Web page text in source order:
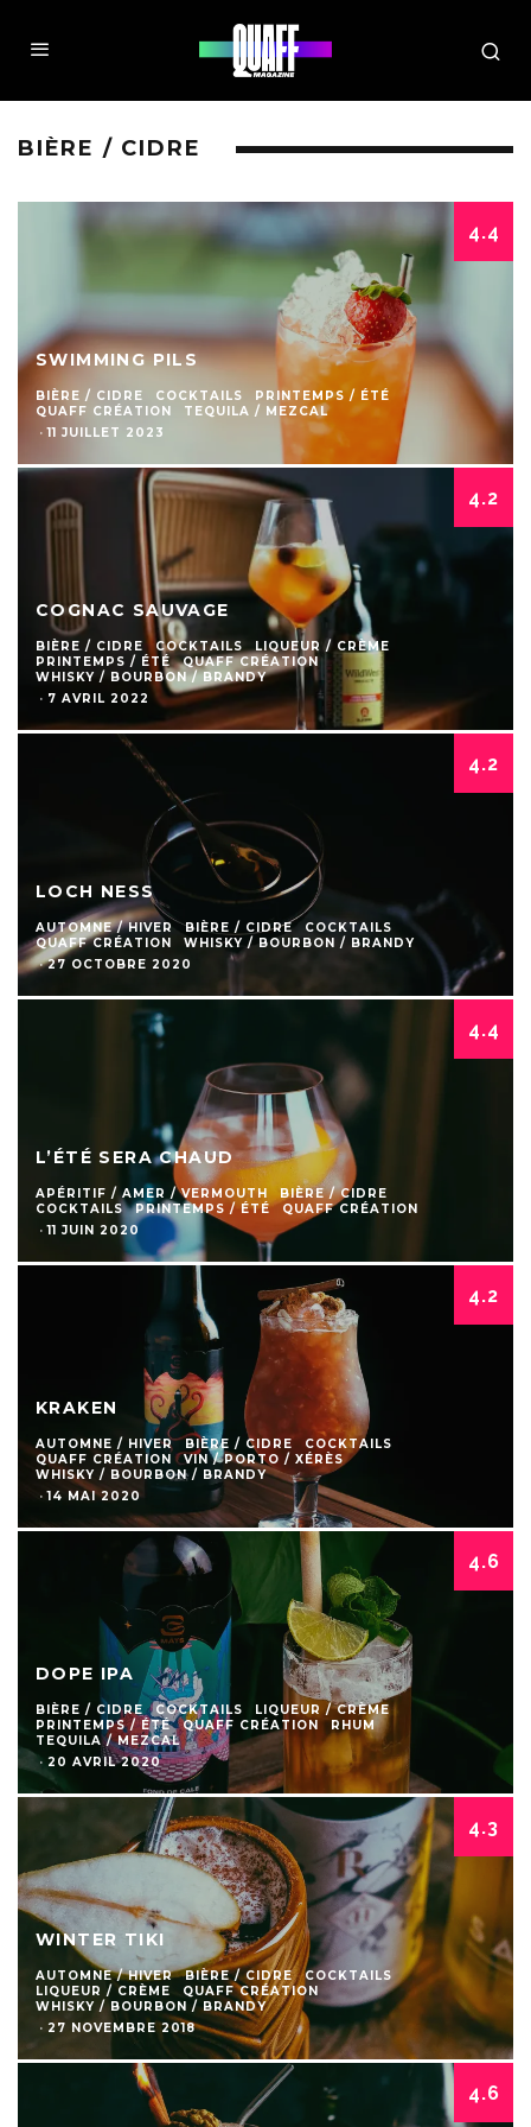
BIÈRE / CIDRE
4.4
SWIMMING PILS
BIÈRE / CIDRE COCKTAILS
PRINTEMPS / ÉTÉ
QUAFF CRÉATION
TEQUILA / MEZCAL
· 11 JUILLET 2023
4.2
COGNAC SAUVAGE
BIÈRE / CIDRE COCKTAILS
LIQUEUR / CRÈME
PRINTEMPS / ÉTÉ
QUAFF CRÉATION
WHISKY / BOURBON / BRANDY
· 7 AVRIL 2022
4.2
LOCH NESS
AUTOMNE / HIVER BIÈRE / CIDRE
COCKTAILS
QUAFF CRÉATION
WHISKY / BOURBON / BRANDY
· 27 OCTOBRE 2020
4.4
L’ÉTÉ SERA CHAUD
APÉRITIF / AMER / VERMOUTH
BIÈRE / CIDRE
COCKTAILS
PRINTEMPS / ÉTÉ
QUAFF CRÉATION
· 11 JUIN 2020
4.2
KRAKEN
AUTOMNE / HIVER BIÈRE / CIDRE
COCKTAILS
QUAFF CRÉATION
VIN / PORTO / XÉRÈS
WHISKY / BOURBON / BRANDY
· 14 MAI 2020
4.6
DOPE IPA
BIÈRE / CIDRE COCKTAILS
LIQUEUR / CRÈME
PRINTEMPS / ÉTÉ
QUAFF CRÉATION
RHUM
TEQUILA / MEZCAL
· 20 AVRIL 2020
4.3
WINTER TIKI
AUTOMNE / HIVER BIÈRE / CIDRE
COCKTAILS
LIQUEUR / CRÈME
QUAFF CRÉATION
WHISKY / BOURBON / BRANDY
· 27 NOVEMBRE 2018
4.6